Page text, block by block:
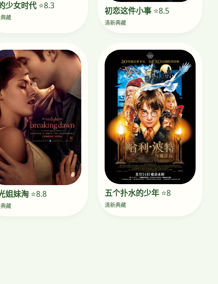
少女时代⭐8.3
藏
初恋这件小事⭐8.5
清新典藏
姐妹淘 ⭐8.8
藏
五个扑水的少年⭐8
清新典藏